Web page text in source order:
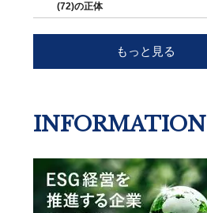
(72)の正体
もっと見る
INFORMATION